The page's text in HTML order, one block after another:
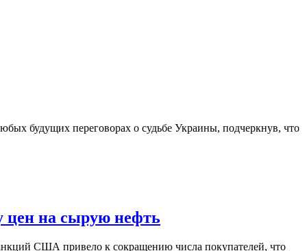
будущих переговорах о судьбе Украины, подчеркнув, что
цен на сырую нефть
США привело к сокращению числа покупателей, что